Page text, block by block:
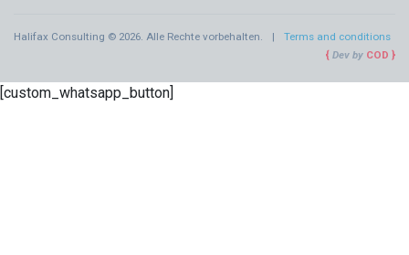
Halifax Consulting © 2026. Alle Rechte vorbehalten.
Terms and conditions
Dev by COD
[custom_whatsapp_button]